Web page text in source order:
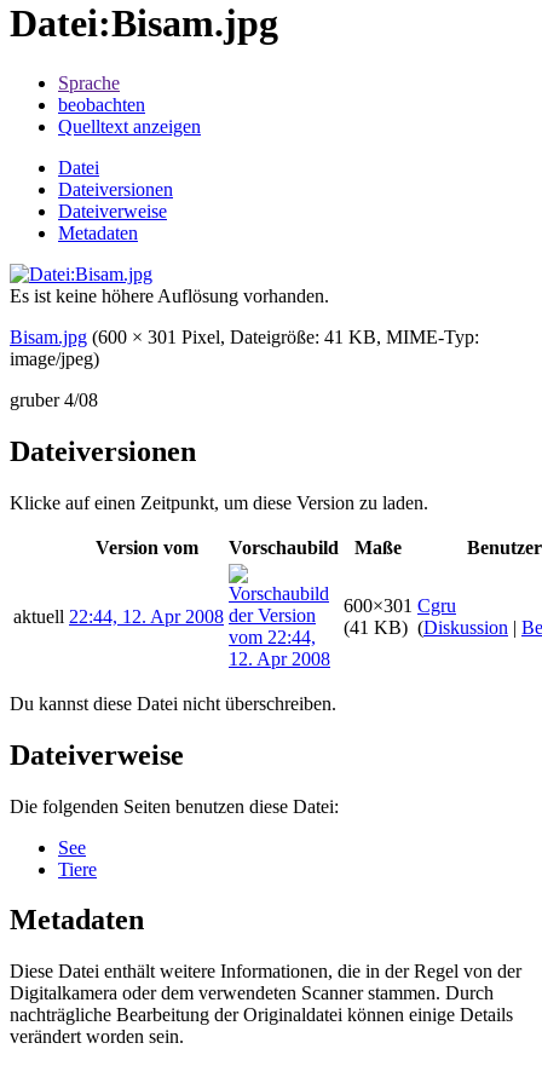
Datei:Bisam.jpg
Sprache
beobachten
Quelltext anzeigen
Datei
Dateiversionen
Dateiverweise
Metadaten
Es ist keine höhere Auflösung vorhanden.
Bisam.jpg (600 × 301 Pixel, Dateigröße: 41 KB, MIME-Typ:
image/jpeg)
gruber 4/08
Dateiversionen
Klicke auf einen Zeitpunkt, um diese Version zu laden.
Version vom Vorschaubild Maße Benutzer
aktuell 22:44, 12. Apr 2008
600×301
(41 KB)
Cgru
(Diskussion |
Du kannst diese Datei nicht überschreiben.
Dateiverweise
Die folgenden Seiten benutzen diese Datei:
See
Tiere
Metadaten
Diese Datei enthält weitere Informationen, die in der Regel von der
Digitalkamera oder dem verwendeten Scanner stammen. Durch
nachträgliche Bearbeitung der Originaldatei können einige Details
verändert worden sein.